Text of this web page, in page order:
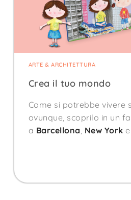
ARTE & ARCHITETTURA
Crea il tuo mondo
Come si potrebbe vivere
ovunque, scoprilo in un
a Barcellona, New York e